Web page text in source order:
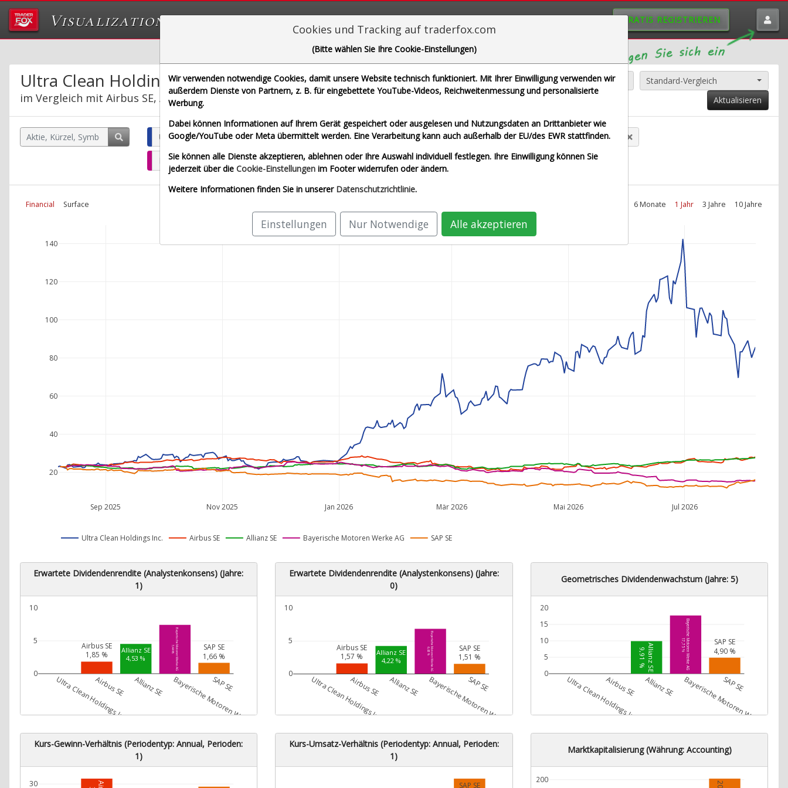
Visualizations GRATIS REGISTRIEREN
Ultra Clean Holdings Inc.
im Vergleich mit Airbus SE, Allianz SE, Bayerische Motoren Werke AG und 1 weitere Aktie
Alle Aktien entfernen
Standard-Vergleich
Aktualisieren
Ultra Clean Holdings Inc. (Echtzeit USD) Airbus SE (Echtzeit Euro) Allianz SE (Echtzeit Euro)
Bayerische Motoren Werke AG (Echtzeit Euro) SAP SE (Echtzeit Euro)
Financial Surface 6 Monate 1 Jahr 3 Jahre 10 Jahre
Sep 2025 Nov 2025 Jan 2026 Mär 2026 Mai 2026 Jul 2026
20
40
60
80
100
120
140
Ultra Clean Holdings Inc. Airbus SE Allianz SE Bayerische Motoren Werke AG SAP SE
Erwartete Dividendenrendite (Analystenkonsens) (Jahre:
1)
Airbus SE
1,85 %
Allianz SE
4,53 %
Bayerische Motoren Werke AG
7,44 % SAP SE
1,66 %
Ultra Clean Holdings Inc.
Airbus SE Allianz SE Bayerische Motoren Werke AG
SAP SE
0
5
10
Erwartete Dividendenrendite (Analystenkonsens) (Jahre:
0)
Airbus SE
1,57 % Allianz SE
4,22 % Bayerische Motoren Werke AG
6,83 % SAP SE
1,51 %
Ultra Clean Holdings Inc.
Airbus SE Allianz SE Bayerische Motoren Werke AG
SAP SE
0
5
10
Geometrisches Dividendenwachstum (Jahre: 5)
Allianz SE
9,91 % Bayerische Motoren Werke AG
17,75 % SAP SE
4,90 %
Ultra Clean Holdings Inc.
Airbus SE Allianz SE Bayerische Motoren Werke AG
SAP SE
0
5
10
15
20
Kurs-Gewinn-Verhältnis (Periodentyp: Annual, Perioden:
1)
30
Kurs-Umsatz-Verhältnis (Periodentyp: Annual, Perioden:
1)
SAP SE
Marktkapitalisierung (Währung: Accounting)
200
Cookies und Tracking auf traderfox.com
(Bitte wählen Sie Ihre Cookie-Einstellungen)
Wir verwenden notwendige Cookies, damit unsere Website technisch funktioniert. Mit Ihrer Einwilligung verwenden wir
außerdem Dienste von Partnern, z. B. für eingebettete YouTube-Videos, Reichweitenmessung und personalisierte
Werbung.
Dabei können Informationen auf Ihrem Gerät gespeichert oder ausgelesen und Nutzungsdaten an Drittanbieter wie
Google/YouTube oder Meta übermittelt werden. Eine Verarbeitung kann auch außerhalb der EU/des EWR stattfinden.
Sie können alle Dienste akzeptieren, ablehnen oder Ihre Auswahl individuell festlegen. Ihre Einwilligung können Sie
jederzeit über die Cookie-Einstellungen im Footer widerrufen oder ändern.
Weitere Informationen finden Sie in unserer Datenschutzrichtlinie.
Einstellungen Nur Notwendige Alle akzeptieren